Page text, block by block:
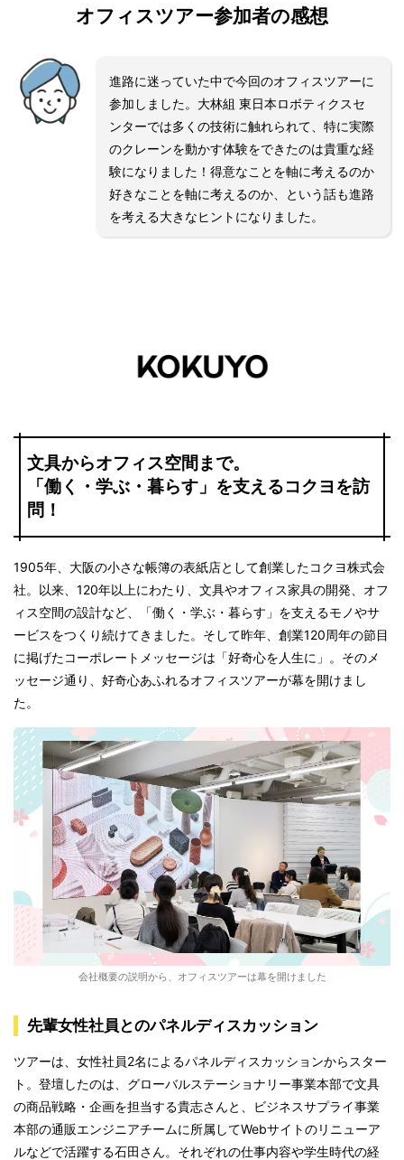
オフィスツアー参加者の感想
進路に迷っていた中で今回のオフィスツアーに
参加しました。大林組 東日本ロボティクスセ
ンターでは多くの技術に触れられて、特に実際
のクレーンを動かす体験をできたのは貴重な経
験になりました！得意なことを軸に考えるのか
好きなことを軸に考えるのか、という話も進路
を考える大きなヒントになりました。
文具からオフィス空間まで。
「働く・学ぶ・暮らす」を支えるコクヨを訪
問！
1905年、大阪の小さな帳簿の表紙店として創業したコクヨ株式会
社。以来、120年以上にわたり、文具やオフィス家具の開発、オフ
ィス空間の設計など、「働く・学ぶ・暮らす」を支えるモノやサ
ービスをつくり続けてきました。そして昨年、創業120周年の節目
に掲げたコーポレートメッセージは「好奇心を人生に」。そのメ
ッセージ通り、好奇心あふれるオフィスツアーが幕を開けまし
た。
会社概要の説明から、オフィスツアーは幕を開けました
先輩女性社員とのパネルディスカッション
ツアーは、女性社員2名によるパネルディスカッションからスター
ト。登壇したのは、グローバルステーショナリー事業本部で文具
の商品戦略・企画を担当する貴志さんと、ビジネスサプライ事業
本部の通販エンジニアチームに所属してWebサイトのリニューア
ルなどで活躍する石田さん。それぞれの仕事内容や学生時代の経